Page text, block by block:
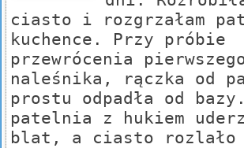
ciasto i rozgrzałam
kuchence. Przy próbie
przewrócenia
naleśnika, rączka od
prostu odpadła od
patelnia z hukiem
blat, a ciasto rozlało